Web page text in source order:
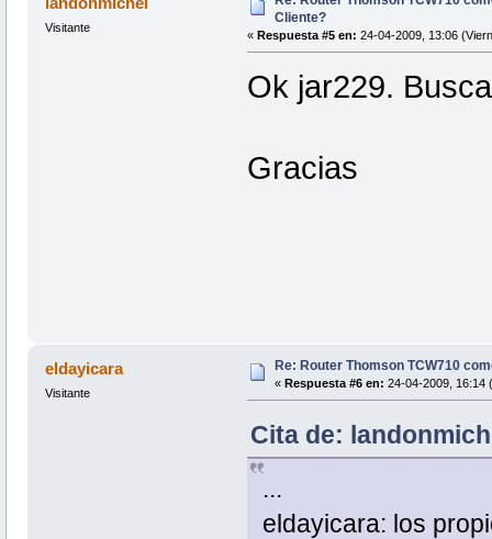
Visitante
Cliente?
« Respuesta #5 en: 24-04-2009, 13:06
Ok jar229.
Gracias
eldayicara
Visitante
Re: Router Thomson TCW710
« Respuesta #6 en: 24-04-2009, 16:14
Cita de:
...
eldayicara: los